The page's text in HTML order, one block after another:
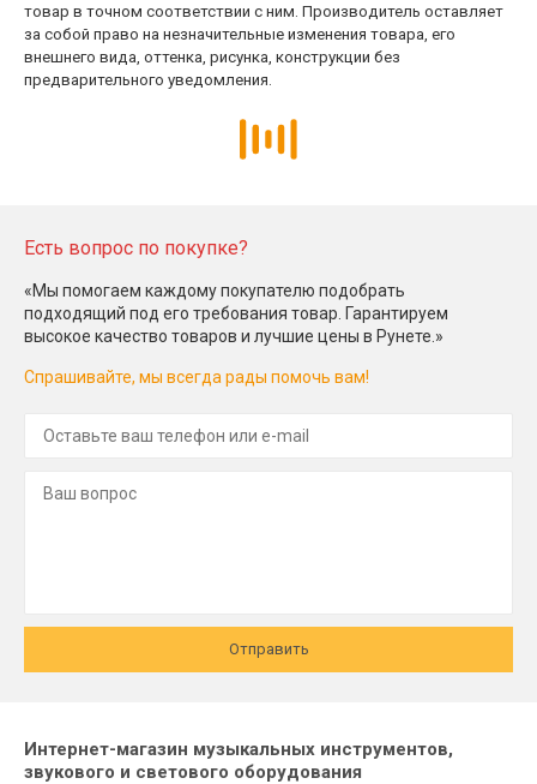
товар в точном соответствии с ним. Производитель оставляет
за собой право на незначительные изменения товара, его
внешнего вида, оттенка, рисунка, конструкции без
предварительного уведомления.
Есть вопрос по покупке?
«Мы помогаем каждому покупателю подобрать
подходящий под его требования товар. Гарантируем
высокое качество товаров и лучшие цены в Рунете.»
Спрашивайте, мы всегда рады помочь вам!
Отправить
Интернет-магазин музыкальных инструментов,
звукового и светового оборудования